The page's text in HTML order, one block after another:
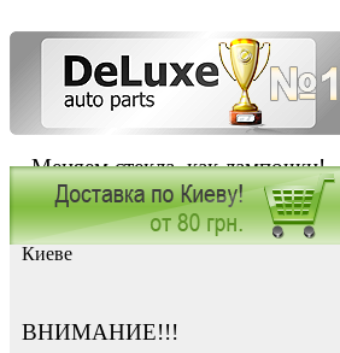
Меняем стекла, как лампочки!
Заказать установку автостекла в
Киеве
ВНИМАНИЕ!!!